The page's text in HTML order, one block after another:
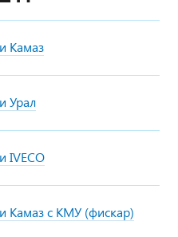
Камаз
Урал
IVECO
Камаз с КМУ (фискар)